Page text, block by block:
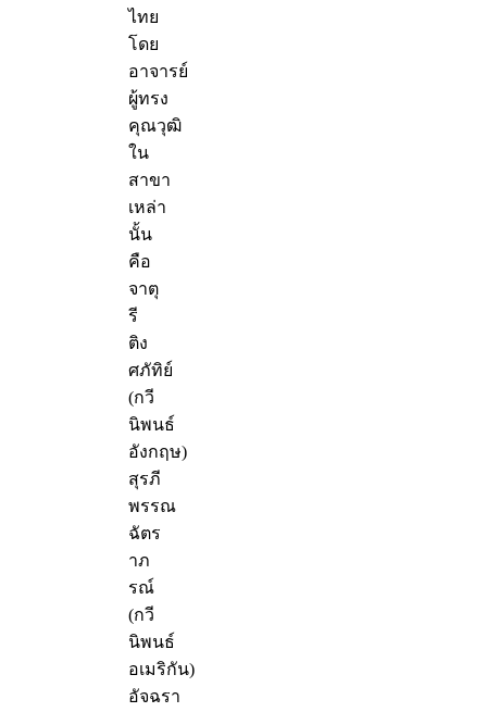
ไทย
โดย
อาจารย์
ผู้ทรง
คุณวุฒิ
ใน
สาขา
เหล่า
นั้น
คือ
จาตุ
รี
ติง
ศภัทิย์
(กวี
นิพนธ์
อังกฤษ)
สุรภี
พรรณ
ฉัตร
าภ
รณ์
(กวี
นิพนธ์
อเมริกัน)
อัจฉรา